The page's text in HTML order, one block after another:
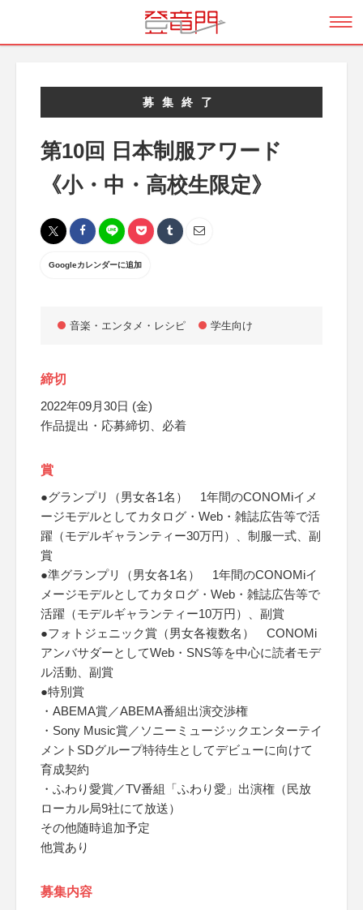
募集終了
第10回 日本制服アワード
《小・中・高校生限定》
Googleカレンダーに追加
音楽・エンタメ・レシピ 学生向け
締切
2022年09月30日 (金)
作品提出・応募締切、必着
賞
●グランプリ（男女各1名） 1年間のCONOMiイメ
ージモデルとしてカタログ・Web・雑誌広告等で活
躍（モデルギャランティー30万円）、制服一式、副
賞
●準グランプリ（男女各1名） 1年間のCONOMiイ
メージモデルとしてカタログ・Web・雑誌広告等で
活躍（モデルギャランティー10万円）、副賞
●フォトジェニック賞（男女各複数名） CONOMi
アンバサダーとしてWeb・SNS等を中心に読者モデ
ル活動、副賞
●特別賞
・ABEMA賞／ABEMA番組出演交渉権
・Sony Music賞／ソニーミュージックエンターテイ
メントSDグループ特待生としてデビューに向けて
育成契約
・ふわり愛賞／TV番組「ふわり愛」出演権（民放
ローカル局9社にて放送）
その他随時追加予定
他賞あり
募集内容